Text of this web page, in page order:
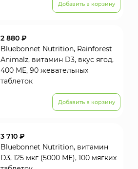
Добавить в корзину
2 880 ₽
Bluebonnet Nutrition, Rainforest
Animalz, витамин D3, вкус ягод,
400 МЕ, 90 жевательных
таблеток
Добавить в корзину
3 710 ₽
Bluebonnet Nutrition, витамин
D3, 125 мкг (5000 МЕ), 100 мягких